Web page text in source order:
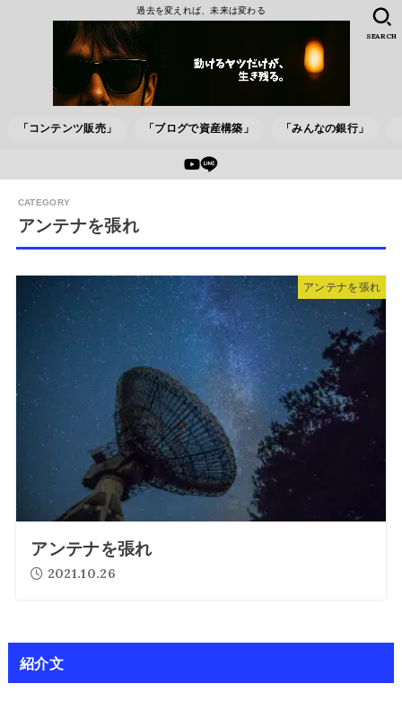
過去を変えれば、未来は変わる
「コンテンツ販売」 「ブログで資産構築」 「みんなの銀行」
SEARCH
アンテナを張れ
アンテナを張れ
アンテナを張れ
2021.10.26
紹介文